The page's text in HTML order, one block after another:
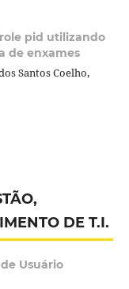
pid utilizando
de enxames
Santos Coelho,
DE T.I.
Usuário